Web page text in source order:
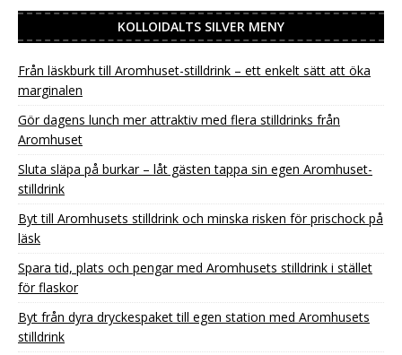
KOLLOIDALTS SILVER MENY
Från läskburk till Aromhuset-stilldrink – ett enkelt sätt att öka
marginalen
Gör dagens lunch mer attraktiv med flera stilldrinks från
Aromhuset
Sluta släpa på burkar – låt gästen tappa sin egen Aromhuset-
stilldrink
Byt till Aromhusets stilldrink och minska risken för prischock på
läsk
Spara tid, plats och pengar med Aromhusets stilldrink i stället
för flaskor
Byt från dyra dryckespaket till egen station med Aromhusets
stilldrink